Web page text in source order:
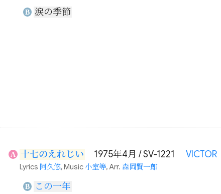
B 涙の季節
A 十七のえれじい 1975年4月 / SV-1221 VICTOR
Lyrics 阿久悠, Music 小室等, Arr. 森岡賢一郎
B この一年